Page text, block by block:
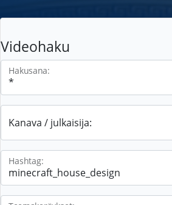
Videohaku
Hakusana:
Kanava / julkaisija:
Hashtag: